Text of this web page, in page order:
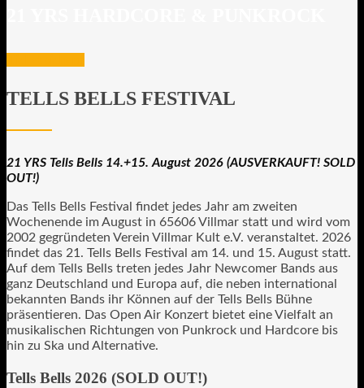
TELLS BELLS FESTIVAL
21 YRS Tells Bells 14.+15. August 2026 (AUSVERKAUFT! SOLD
OUT!)
Das Tells Bells Festival findet jedes Jahr am zweiten
Wochenende im August in 65606 Villmar statt und wird vom
2002 gegründeten Verein Villmar Kult e.V. veranstaltet. 2026
findet das 21. Tells Bells Festival am 14. und 15. August statt.
Auf dem Tells Bells treten jedes Jahr Newcomer Bands aus
ganz Deutschland und Europa auf, die neben international
bekannten Bands ihr Können auf der Tells Bells Bühne
präsentieren. Das Open Air Konzert bietet eine Vielfalt an
musikalischen Richtungen von Punkrock und Hardcore bis
hin zu Ska und Alternative.
Tells Bells 2026 (SOLD OUT!)